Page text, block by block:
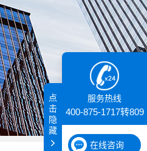
服务热线
400-875-1717转809
在线咨询
点
击
隐
藏